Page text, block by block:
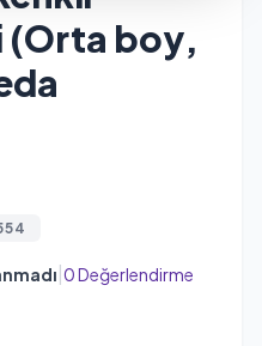
(Orta boy,
0 Değerlendirme